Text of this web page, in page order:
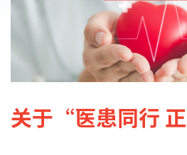
关于“医患同行